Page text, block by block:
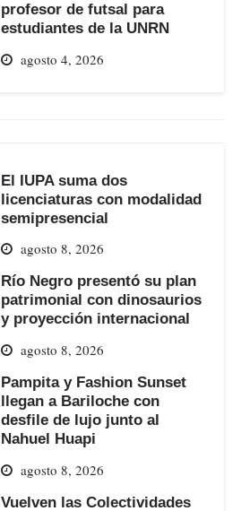
profesor de futsal para
estudiantes de la UNRN
agosto 4, 2026
El IUPA suma dos
licenciaturas con modalidad
semipresencial
agosto 8, 2026
Río Negro presentó su plan
patrimonial con dinosaurios
y proyección internacional
agosto 8, 2026
Pampita y Fashion Sunset
llegan a Bariloche con
desfile de lujo junto al
Nahuel Huapi
agosto 8, 2026
Vuelven las Colectividades